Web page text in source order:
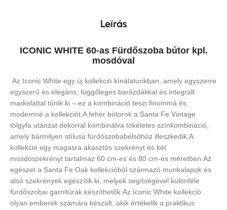
Leírás
ICONIC WHITE 60-as Fürdőszoba bútor kpl.
mosdóval
Az Iconic White egy új kollekció kínálatunkban, amely egyszerre
egyszerű és elegáns, függőleges barázdákkal és integrált
markolattal tűnik ki – ez a kombináció teszi finommá és
modernné a kollekciót. A fehér bútorok a Santa Fe Vintage
tölgyfa utánzat dekorral kombinálva tökéletes színkombináció,
amely bármilyen stílusú fürdőszobabelsőhöz illeszkedik.A
kollekció egy magasra akasztós szekrényt és két
mosdószekrényt tartalmaz 60 cm-es és 80 cm-es méretben.Az
egészet a Santa Fe Oak kollekcióból származó munkalapok és
alsó szekrények egészítik ki, melyek segítségével különféle
fürdőszobai garnitúrák készíthetők.Az Iconic White kollekció
olyan emberek számára készült, akik értékelik a praktikus